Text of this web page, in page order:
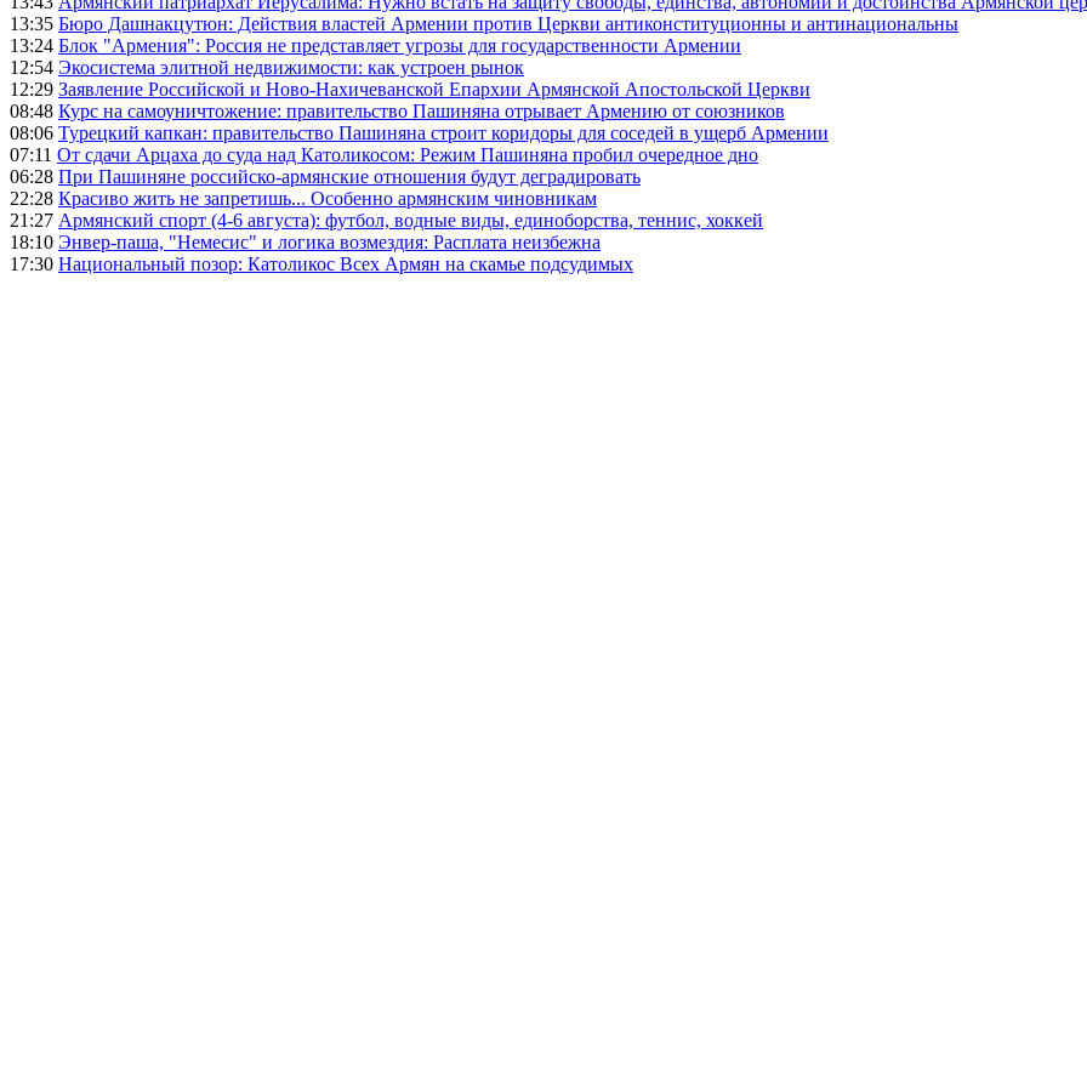
13:35 Бюро Дашнакцутюн: Действия властей Армении против Церкви антиконституционны и антинациональны
13:24 Блок "Армения": Россия не представляет угрозы для государственности Армении
12:54 Экосистема элитной недвижимости: как устроен рынок
12:29 Заявление Российской и Ново-Нахичеванской Епархии Армянской Апостольской Церкви
08:48 Курс на самоуничтожение: правительство Пашиняна отрывает Армению от союзников
08:06 Турецкий капкан: правительство Пашиняна строит коридоры для соседей в ущерб Армении
07:11 От сдачи Арцаха до суда над Католикосом: Режим Пашиняна пробил очередное дно
06:28 При Пашиняне российско-армянские отношения будут деградировать
22:28 Красиво жить не запретишь... Особенно армянским чиновникам
21:27 Армянский спорт (4-6 августа): футбол, водные виды, единоборства, теннис, хоккей
18:10 Энвер-паша, "Немесис" и логика возмездия: Расплата неизбежна
17:30 Национальный позор: Католикос Всех Армян на скамье подсудимых